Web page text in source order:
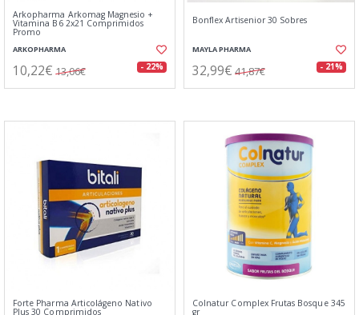
Arkopharma Arkomag Magnesio +
Vitamina B6 2x21 Comprimidos
Promo
ARKOPHARMA
10,22€ 13,06€ - 22%
Bonflex Artisenior 30 Sobres
MAYLA PHARMA
32,99€ 41,87€ - 21%
Forte Pharma Articolágeno Nativo
Plus 30 Comprimidos
Colnatur Complex Frutas Bosque 345
gr